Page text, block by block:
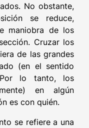
No obstante,
se reduce,
maniobra de los
Cruzar los
de las grandes
(en el sentido
lo tanto, los
en algún
es con quién.
se refiere a una